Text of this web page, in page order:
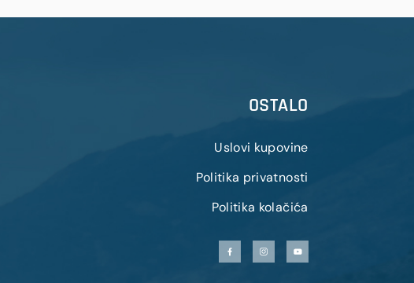
OSTALO
Uslovi kupovine
Politika privatnosti
Politika kolačića